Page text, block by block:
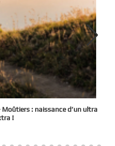
Moûtiers : naissance d’un ultra
!